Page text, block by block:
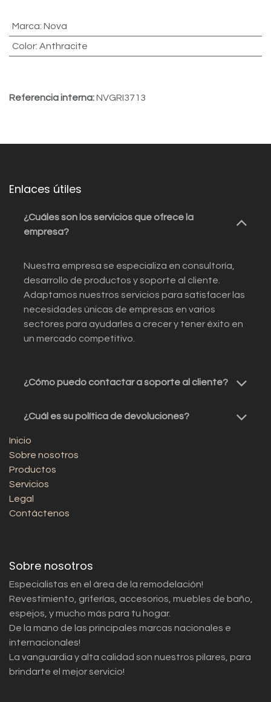
Marca: Nova
Color: Anthracite
Referencia interna:NVGRI3713
Enlaces útiles
¿Cuáles son los servicios que ofrece la
empresa?
Nuestra empresa se especializa en consultoría,
desarrollo de productos y soporte al cliente.
Adaptamos nuestros servicios para satisfacer las
necesidades únicas de empresas en varios
sectores para ayudarles a crecer y tener éxito en
un mercado competitivo.
¿Cómo puedo contactar a soporte al cliente?
¿Cuál es su política de devoluciones?
Inicio
Sobre nosotros
Productos
Servicios
Legal
Contáctenos
Sobre nosotros
Especialistas en el área de la remodelación!
Revestimiento, griferías, accesorios, muebles de baño,
espejos, y mucho más para tu hogar.
De la mano de las principales marcas nacionales e
internacionales!
La vanguardia y alta calidad son nuestros pilares, para
brindarte el mejor servicio!